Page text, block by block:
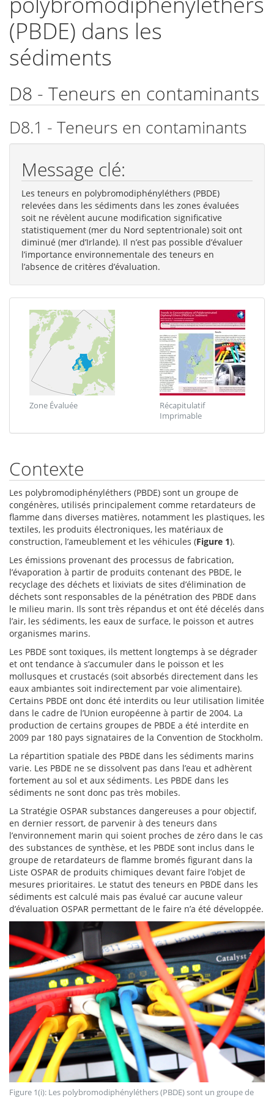
(PBDE) dans les
sédiments
D8 - Teneurs en contaminants
D8.1 - Teneurs en contaminants
Message clé:
Les teneurs en polybromodiphényléthers (PBDE)
relevées dans les sédiments dans les zones évaluées
soit ne révèlent aucune modification significative
statistiquement (mer du Nord septentrionale) soit ont
diminué (mer d’Irlande). Il n’est pas possible d’évaluer
l’importance environnementale des teneurs en
l’absence de critères d’évaluation.
Zone Évaluée
Récapitulatif
Imprimable
Contexte
Les polybromodiphényléthers (PBDE) sont un groupe de
congénères, utilisés principalement comme retardateurs de
flamme dans diverses matières, notamment les plastiques, les
textiles, les produits électroniques, les matériaux de
construction, l’ameublement et les véhicules (Figure 1).
Les émissions provenant des processus de fabrication,
l’évaporation à partir de produits contenant des PBDE, le
recyclage des déchets et lixiviats de sites d’élimination de
déchets sont responsables de la pénétration des PBDE dans
le milieu marin. Ils sont très répandus et ont été décelés dans
l’air, les sédiments, les eaux de surface, le poisson et autres
organismes marins.
Les PBDE sont toxiques, ils mettent longtemps à se dégrader
et ont tendance à s’accumuler dans le poisson et les
mollusques et crustacés (soit absorbés directement dans les
eaux ambiantes soit indirectement par voie alimentaire).
Certains PBDE ont donc été interdits ou leur utilisation limitée
dans le cadre de l’Union européenne à partir de 2004. La
production de certains groupes de PBDE a été interdite en
2009 par 180 pays signataires de la Convention de Stockholm.
La répartition spatiale des PBDE dans les sédiments marins
varie. Les PBDE ne se dissolvent pas dans l’eau et adhèrent
fortement au sol et aux sédiments. Les PBDE dans les
sédiments ne sont donc pas très mobiles.
La Stratégie OSPAR substances dangereuses a pour objectif,
en dernier ressort, de parvenir à des teneurs dans
l’environnement marin qui soient proches de zéro dans le cas
des substances de synthèse, et les PBDE sont inclus dans le
groupe de retardateurs de flamme bromés figurant dans la
Liste OSPAR de produits chimiques devant faire l’objet de
mesures prioritaires. Le statut des teneurs en PBDE dans les
sédiments est calculé mais pas évalué car aucune valeur
d’évaluation OSPAR permettant de le faire n’a été développée.
Figure 1(i): Les polybromodiphényléthers (PBDE) sont un groupe de